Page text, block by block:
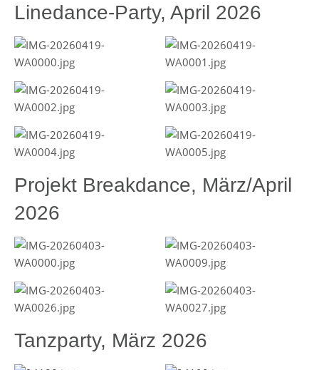
Linedance-Party, April 2026
Projekt Breakdance, März/April
2026
Tanzparty, März 2026